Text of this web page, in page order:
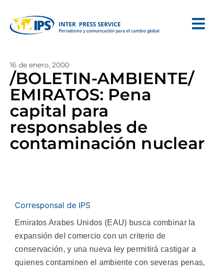
16 de enero, 2000
/BOLETIN-AMBIENTE/
EMIRATOS: Pena
capital para
responsables de
contaminación nuclear
Corresponsal de IPS
Emiratos Arabes Unidos (EAU) busca combinar la
expansión del comercio con un criterio de
conservación, y una nueva ley permitirá castigar a
quienes contaminen el ambiente con severas penas,